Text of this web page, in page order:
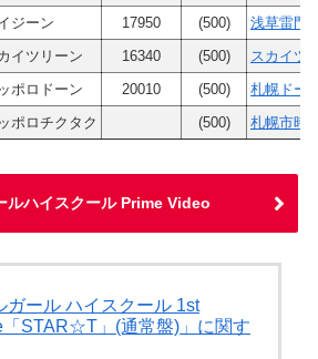
ジーン 17950 (500)
浅草雷門(
イツリーン 16340 (500)
スカイツ
ポロドーン 20010 (500)
札幌ドー
ポロチクタク (500) 札幌市時
ルハイスクール Prime Video
ガール ハイスクール 1st
STAR☆T」(通常盤)」に関す